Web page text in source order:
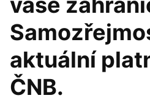
aktuální
ČNB.